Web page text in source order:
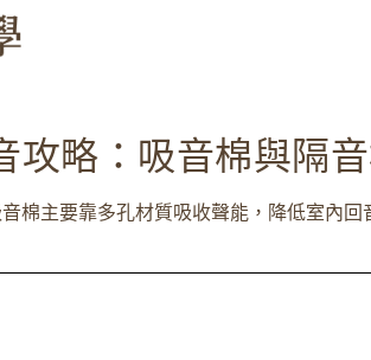
攻略：吸音棉與隔
棉主要靠多孔材質吸收聲能，降低室內